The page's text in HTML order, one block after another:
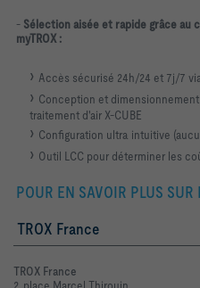
- Sélection aisée et rapide grâce au
myTROX :
Accès sécurisé 24h/24 et 7j/7
Conception et
traitement d'air X-CUBE
Configuration ultra intuitive
Outil LCC pour déterminer les
POUR EN SAVOIR PLUS
TROX France
TROX France